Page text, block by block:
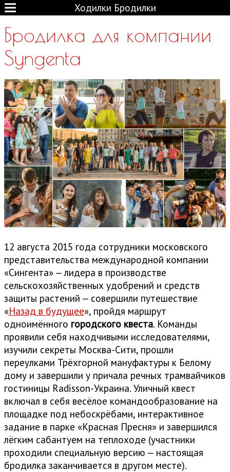
Ходилки Бродилки
Бродилка для компании
Syngenta
12 августа 2015 года сотрудники московского
представительства международной компании
«Сингента» — лидера в производстве
сельcкохозяйственных удобрений и средств
защиты растений — совершили путешествие
«Назад в будущее», пройдя маршрут
одноимённого городского квеста. Команды
проявили себя находчивыми исследователями,
изучили секреты Москва-Сити, прошли
переулками Трёхгорной мануфактуры к Белому
дому и завершили у причала речных трамвайчиков
гостиницы Radisson-Украина. Уличный квест
включал в себя весёлое командообразование на
площадке под небоскрёбами, интерактивное
задание в парке «Красная Пресня» и завершился
лёгким сабантуем на теплоходе (участники
проходили специальную версию — настоящая
бродилка заканчивается в другом месте).